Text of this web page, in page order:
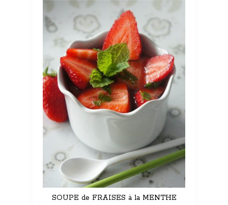
SOUPE de FRAISES à la MENTHE